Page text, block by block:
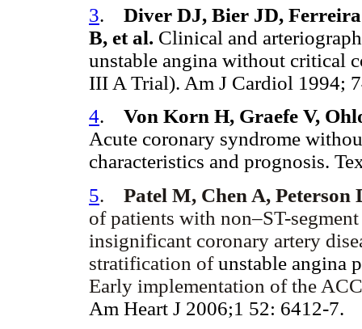
3. Diver DJ, Bier JD,
B, et al. Clinical and
unstable angina without critical
III A Trial). Am J Cardiol 1994;
4. Von Korn H, Graefe V,
Acute coronary syndrome
characteristics and prognosis.
5. Patel M, Chen A, Peterson
of patients with non–ST-
insignificant coronary artery
stratification ofunstable angina
Early implementation of the
Am Heart J 2006;1 52: 6412-7.